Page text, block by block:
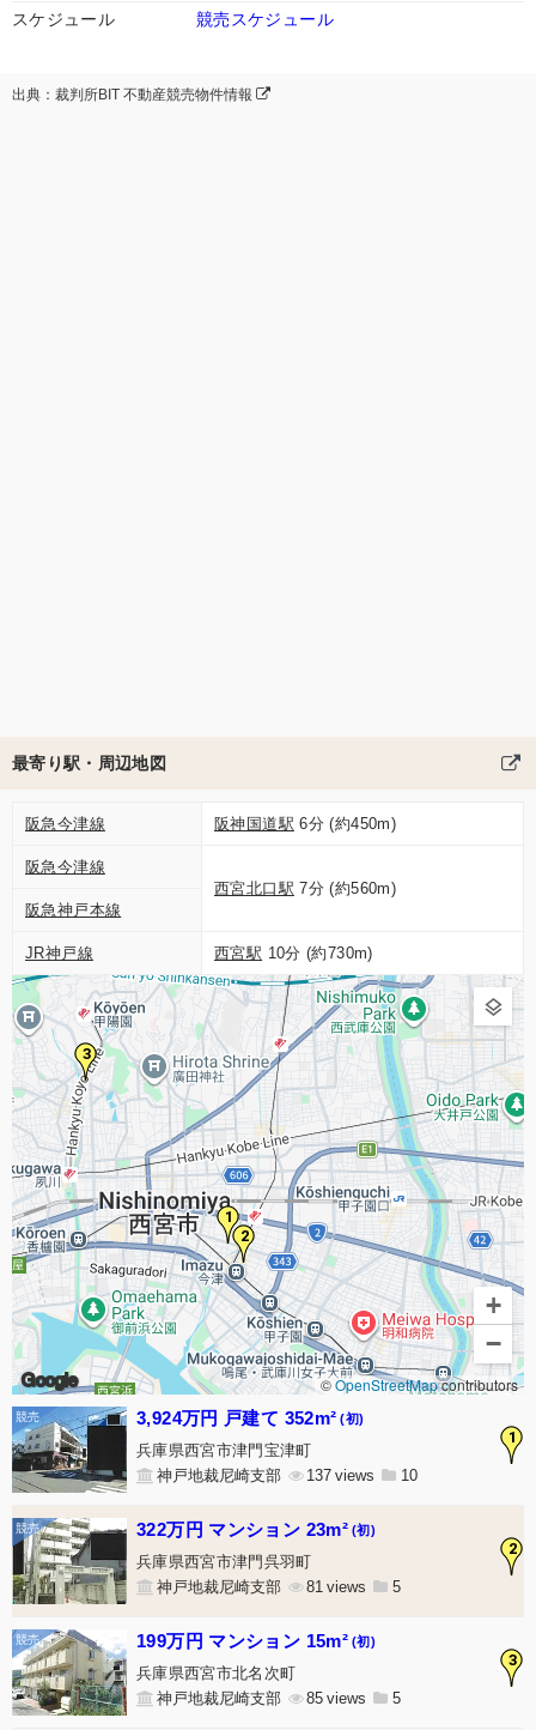
スケジュール 競売スケジュール
出典：裁判所BIT 不動産競売物件情報
最寄り駅・周辺地図
阪急今津線 阪神国道駅 6分 (約450m)
阪急今津線
西宮北口駅 7分 (約560m)
阪急神戸本線
JR神戸線 西宮駅 10分 (約730m)
1
2
3
Google
+
−
©OpenStreetMapcontributors
1
3,924万円 戸建て 352m² (初)
兵庫県西宮市津門宝津町
神戸地裁尼崎支部
137 10
2
322万円 マンション 23m² (初)
兵庫県西宮市津門呉羽町
神戸地裁尼崎支部
81 5
3
199万円 マンション 15m² (初)
兵庫県西宮市北名次町
神戸地裁尼崎支部
85 5